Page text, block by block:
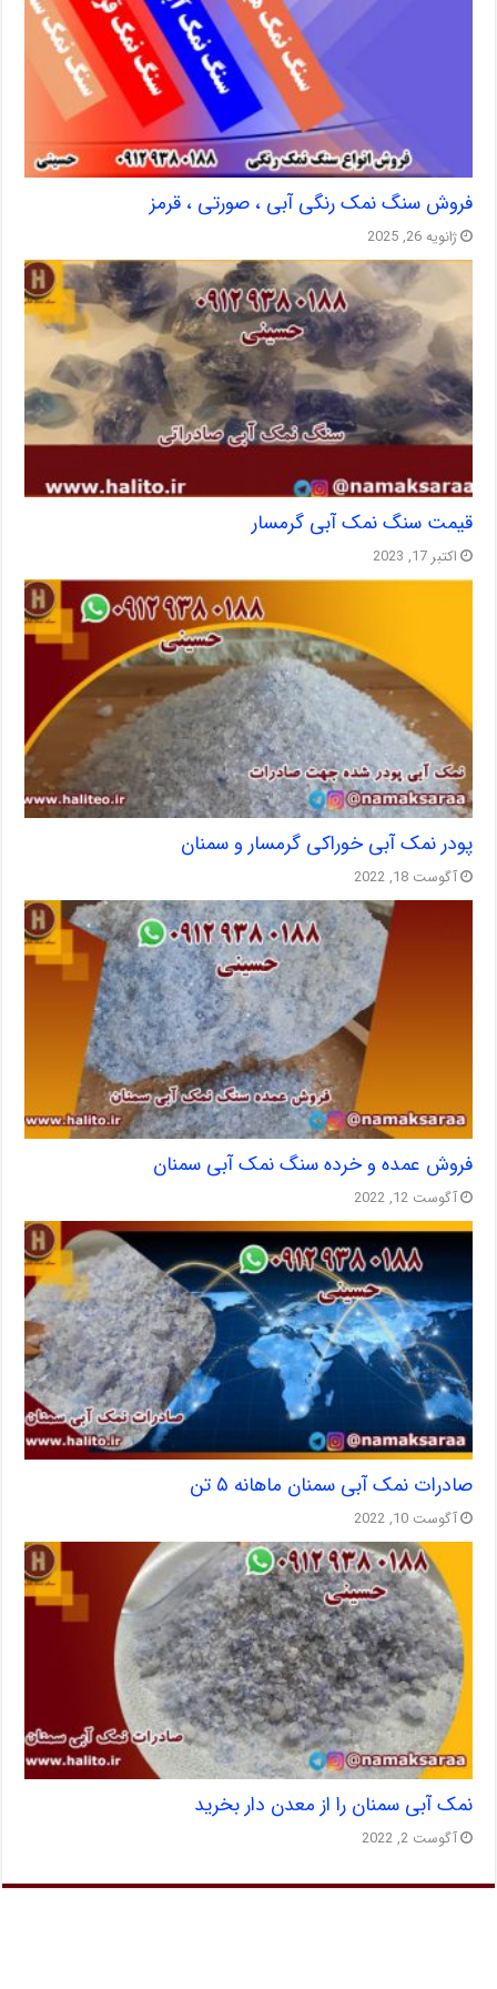
فروش سنگ نمک رنگی آبی ، صورتی ، قرمز
ژانویه 26, 2025
قیمت سنگ نمک آبی گرمسار
اکتبر 17, 2023
پودر نمک آبی خوراکی گرمسار و سمنان
آگوست 18, 2022
فروش عمده و خرده سنگ نمک آبی سمنان
آگوست 12, 2022
صادرات نمک آبی سمنان ماهانه ۵ تن
آگوست 10, 2022
نمک آبی سمنان را از معدن دار بخرید
آگوست 2, 2022